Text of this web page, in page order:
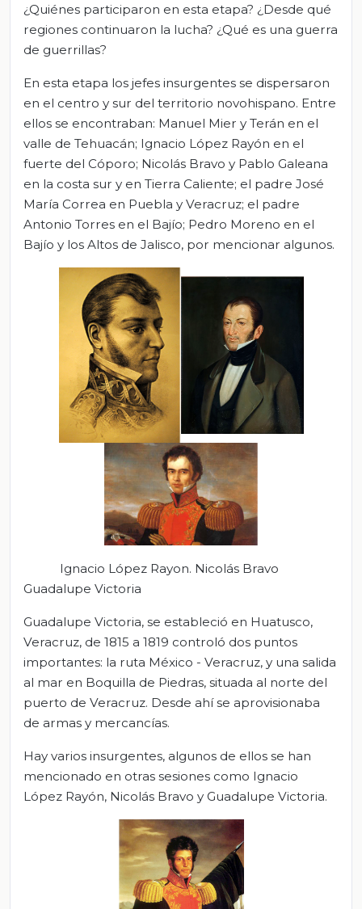
¿Quiénes participaron en esta etapa? ¿Desde qué
regiones continuaron la lucha? ¿Qué es una guerra
de guerrillas?
En esta etapa los jefes insurgentes se dispersaron
en el centro y sur del territorio novohispano. Entre
ellos se encontraban: Manuel Mier y Terán en el
valle de Tehuacán; Ignacio López Rayón en el
fuerte del Cóporo; Nicolás Bravo y Pablo Galeana
en la costa sur y en Tierra Caliente; el padre José
María Correa en Puebla y Veracruz; el padre
Antonio Torres en el Bajío; Pedro Moreno en el
Bajío y los Altos de Jalisco, por mencionar algunos.
Ignacio López Rayon. Nicolás Bravo
Guadalupe Victoria
Guadalupe Victoria, se estableció en Huatusco,
Veracruz, de 1815 a 1819 controló dos puntos
importantes: la ruta México - Veracruz, y una salida
al mar en Boquilla de Piedras, situada al norte del
puerto de Veracruz. Desde ahí se aprovisionaba
de armas y mercancías.
Hay varios insurgentes, algunos de ellos se han
mencionado en otras sesiones como Ignacio
López Rayón, Nicolás Bravo y Guadalupe Victoria.